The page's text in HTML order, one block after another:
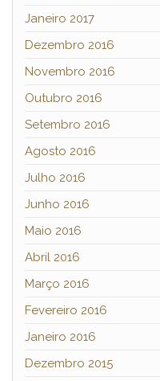
Janeiro 2017
Dezembro 2016
Novembro 2016
Outubro 2016
Setembro 2016
Agosto 2016
Julho 2016
Junho 2016
Maio 2016
Abril 2016
Março 2016
Fevereiro 2016
Janeiro 2016
Dezembro 2015